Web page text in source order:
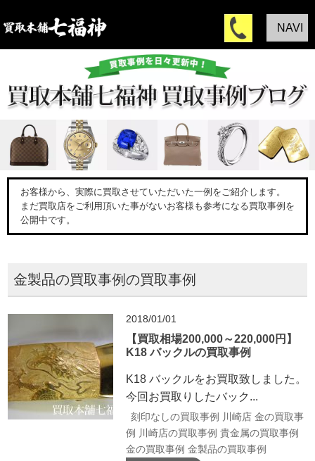
NAVI
お客様から、実際に買取させていただいた一例をご紹介します。
まだ買取店をご利用頂いた事がないお客様も参考になる買取事例を
公開中です。
金製品の買取事例の買取事例
2018/01/01
【買取相場200,000～220,000円】
K18 バックルの買取事例
K18 バックルをお買取致しました。
今回お買取りしたバック...
刻印なしの買取事例 川崎店 金の買取事
例 川崎店の買取事例 貴金属の買取事例
金の買取事例 金製品の買取事例